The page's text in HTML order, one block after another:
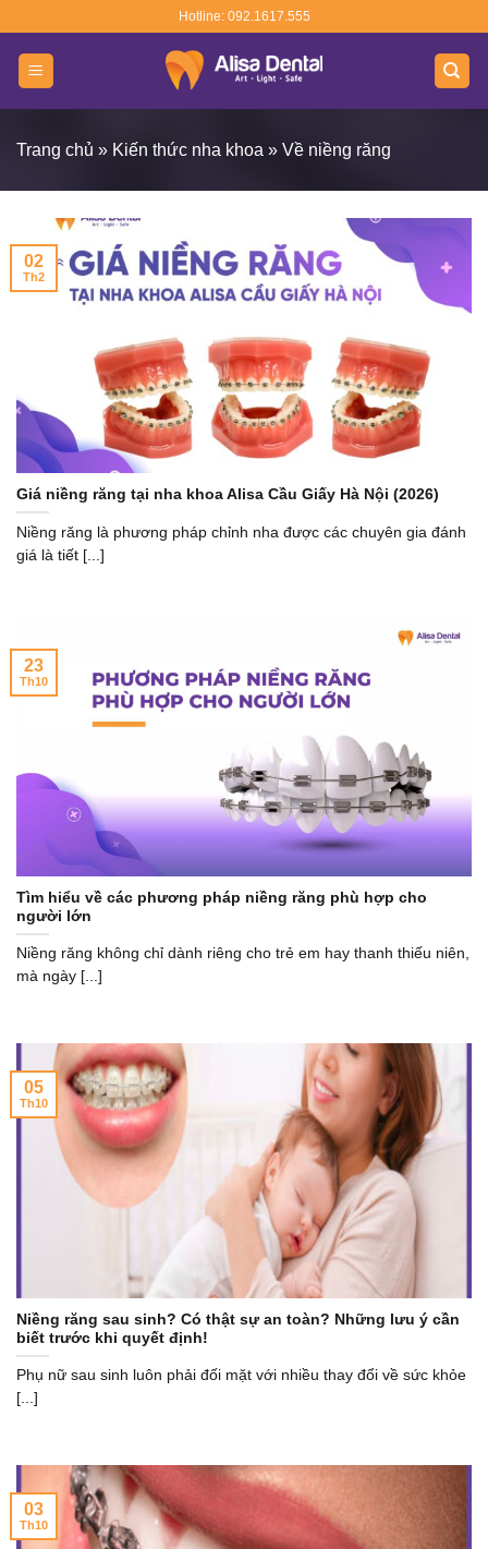
content
Hotline: 092.1617.555
Trang chủ » Kiến thức nha khoa » Về niềng răng
Giá niềng răng tại nha khoa Alisa Cầu Giấy Hà Nội (2026)
Niềng răng là phương pháp chỉnh nha được các chuyên gia đánh
giá là tiết [...]
02
Th2
Tìm hiểu về các phương pháp niềng răng phù hợp cho
người lớn
Niềng răng không chỉ dành riêng cho trẻ em hay thanh thiếu niên,
mà ngày [...]
23
Th10
Niềng răng sau sinh? Có thật sự an toàn? Những lưu ý cần
biết trước khi quyết định!
Phụ nữ sau sinh luôn phải đối mặt với nhiều thay đổi về sức khỏe
[...]
05
Th10
03
Th10